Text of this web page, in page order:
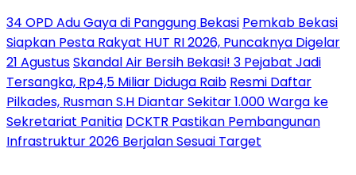
34 OPD Adu Gaya di Panggung Bekasi Pemkab Bekasi
Siapkan Pesta Rakyat HUT RI 2026, Puncaknya Digelar
21 AgustusSkandal Air Bersih Bekasi! 3 Pejabat Jadi
Tersangka, Rp4,5 Miliar Diduga Raib Resmi Daftar
Pilkades, Rusman S.H Diantar Sekitar 1.000 Warga ke
Sekretariat Panitia DCKTR Pastikan Pembangunan
Infrastruktur 2026 Berjalan Sesuai Target